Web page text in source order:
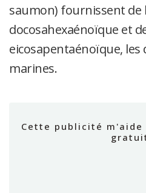
saumon) fournissent de
docosahexaénoïque et
eicosapentaénoïque, les
marines.